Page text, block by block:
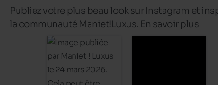
Publiez votre plus beau look sur Instagram et
la communauté Maniet!Luxus. En savoir plus